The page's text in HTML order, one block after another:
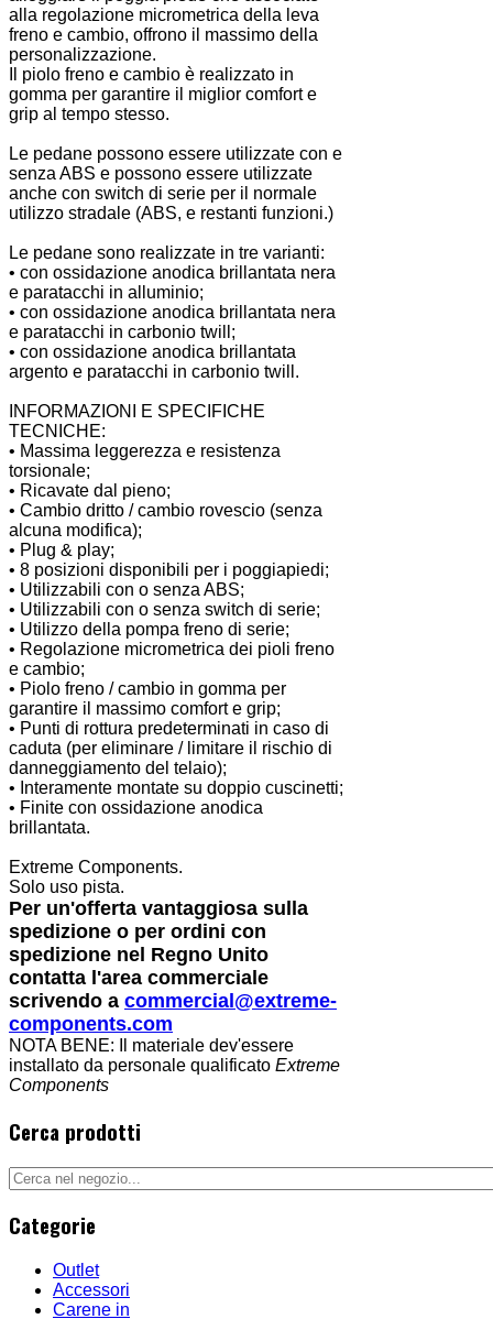
alla regolazione micrometrica della leva
freno e cambio, offrono il massimo della
personalizzazione.
Il piolo freno e cambio è realizzato in
gomma per garantire il miglior comfort e
grip al tempo stesso.
Le pedane possono essere utilizzate con e
senza ABS e possono essere utilizzate
anche con switch di serie per il normale
utilizzo stradale (ABS, e restanti funzioni.)
Le pedane sono realizzate in tre varianti:
• con ossidazione anodica brillantata nera
e paratacchi in alluminio;
• con ossidazione anodica brillantata nera
e paratacchi in carbonio twill;
• con ossidazione anodica brillantata
argento e paratacchi in carbonio twill.
INFORMAZIONI E SPECIFICHE
TECNICHE:
• Massima leggerezza e resistenza
torsionale;
• Ricavate dal pieno;
• Cambio dritto / cambio rovescio (senza
alcuna modifica);
• Plug & play;
• 8 posizioni disponibili per i poggiapiedi;
• Utilizzabili con o senza ABS;
• Utilizzabili con o senza switch di serie;
• Utilizzo della pompa freno di serie;
• Regolazione micrometrica dei pioli freno
e cambio;
• Piolo freno / cambio in gomma per
garantire il massimo comfort e grip;
• Punti di rottura predeterminati in caso di
caduta (per eliminare / limitare il rischio di
danneggiamento del telaio);
• Interamente montate su doppio cuscinetti;
• Finite con ossidazione anodica
brillantata.
Extreme Components.
Solo uso pista.
Per un'offerta vantaggiosa sulla
spedizione o per ordini con
spedizione nel Regno Unito
contatta l'area commerciale
scrivendo a commercial@extreme-
components.com
NOTA BENE: Il materiale dev'essere
installato da personale qualificato Extreme
Components
Cerca prodotti
Categorie
Outlet
Accessori
Carene in